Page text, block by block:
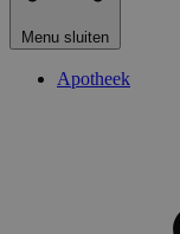
Menu sluiten
Apotheek